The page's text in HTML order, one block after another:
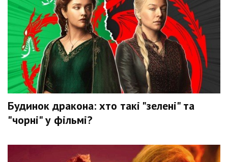
Будинок дракона: хто такі "зелені" та
"чорні" у фільмі?